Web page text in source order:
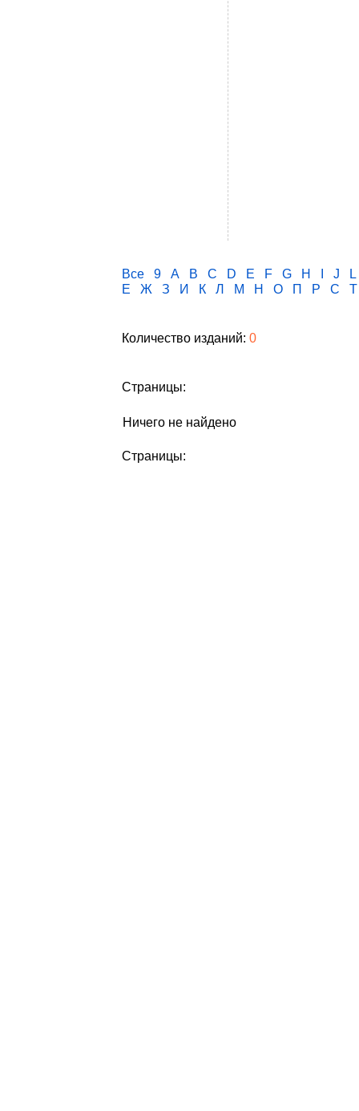
Все 9 A B C D E F G H J
L
Е
Ж З И К Л М Н О П Р С Т
Количество изданий: 0
Страницы:
Ничего не найдено
Страницы: